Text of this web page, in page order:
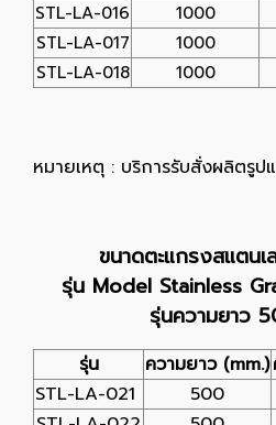
STL-LA-016
1000
STL-LA-017
1000
STL-LA-018
1000
หมายเหตุ : บริการรับสั่งผลิตรูป
ขนาดตะแกรงสแตนเ
รุ่น Model Stainless
รุ่นความยาว
รุ่น ความยาว (mm.)
STL-LA-021
500